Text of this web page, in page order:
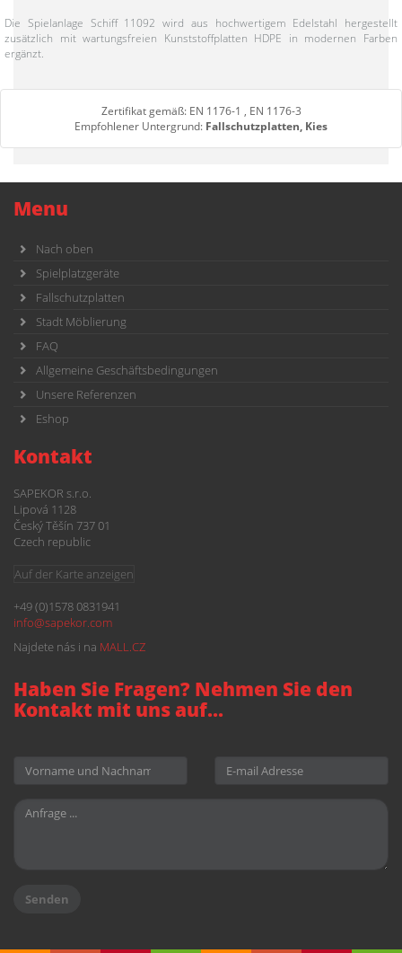
Die Spielanlage Schiff 11092 wird aus hochwertigem Edelstahl hergestellt
zusätzlich mit wartungsfreien Kunststoffplatten HDPE in modernen Farben
ergänzt.
Zertifikat gemäß: EN 1176-1 , EN 1176-3
Empfohlener Untergrund: Fallschutzplatten, Kies
Menu
Nach oben
Spielplatzgeräte
Fallschutzplatten
Stadt Möblierung
FAQ
Allgemeine Geschäftsbedingungen
Unsere Referenzen
Eshop
Kontakt
SAPEKOR s.r.o.
Lipová 1128
Český Těšín 737 01
Czech republic
Auf der Karte anzeigen
+49 (0)1578 0831941
info@sapekor.com
Najdete nás i na MALL.CZ
Haben Sie Fragen? Nehmen Sie den
Kontakt mit uns auf...
Senden